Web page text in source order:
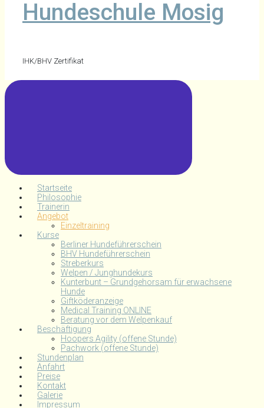
Hundeschule Mosig
IHK/BHV Zertifikat
Startseite
Philosophie
Trainerin
Angebot
Einzeltraining
Kurse
Berliner Hundeführerschein
BHV Hundeführerschein
Streberkurs
Welpen / Junghundekurs
Kunterbunt – Grundgehorsam für erwachsene
Hunde
Giftköderanzeige
Medical Training ONLINE
Beratung vor dem Welpenkauf
Beschäftigung
Hoopers Agility (offene Stunde)
Pachwork (offene Stunde)
Stundenplan
Anfahrt
Preise
Kontakt
Galerie
Impressum